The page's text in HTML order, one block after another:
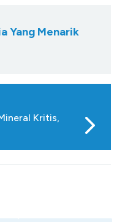
Yang Menarik
Kritis,